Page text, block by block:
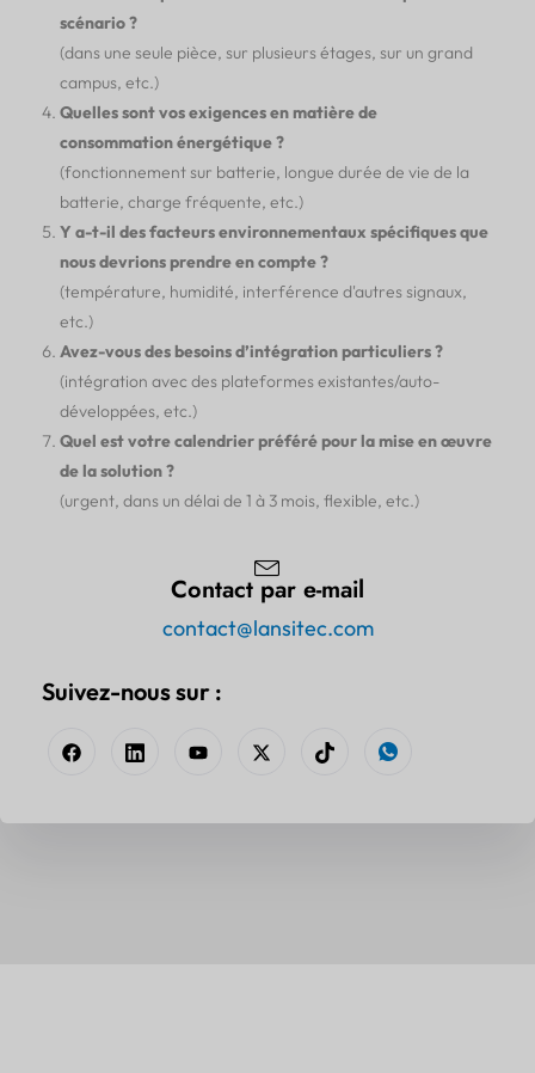
scénario ?
(dans une seule pièce, sur plusieurs étages, sur un grand
campus, etc.)
Quelles sont vos exigences en matière de
consommation énergétique ?
(fonctionnement sur batterie, longue durée de vie de la
batterie, charge fréquente, etc.)
Y a-t-il des facteurs environnementaux spécifiques que
nous devrions prendre en compte ?
(température, humidité, interférence d'autres signaux,
etc.)
Avez-vous des besoins d’intégration particuliers ?
(intégration avec des plateformes existantes/auto-
développées, etc.)
Quel est votre calendrier préféré pour la mise en œuvre
de la solution ?
(urgent, dans un délai de 1 à 3 mois, flexible, etc.)
Contact par e-mail
contact@lansitec.com
Suivez-nous sur :